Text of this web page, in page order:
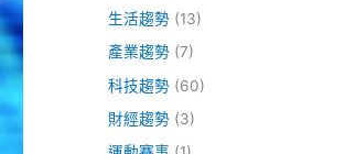
生活趨勢(13)
產業趨勢(7)
科技趨勢(60)
財經趨勢(3)